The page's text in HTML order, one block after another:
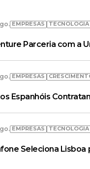
EMPRESAS TECNOLOGIA
Parceria com a
EMPRESAS
Espanhóis
EMPRESAS TECNOLOGIA
Seleciona Lisboa